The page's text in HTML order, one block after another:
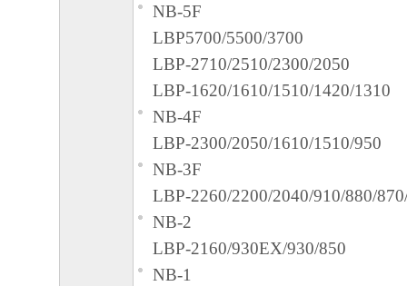
NB-5F
LBP5700/5500/3700
LBP-2710/2510/2300/2050
LBP-1620/1610/1510/1420/1310
NB-4F
LBP-2300/2050/1610/1510/950
NB-3F
LBP-2260/2200/2040/910/880/
NB-2
LBP-2160/930EX/930/850
NB-1